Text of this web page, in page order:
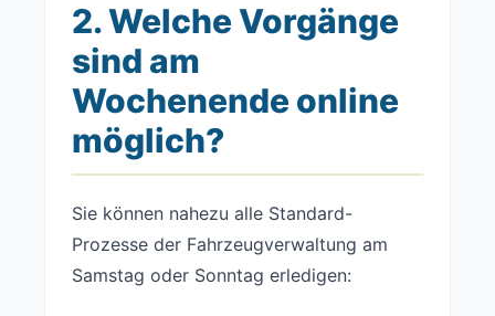
2. Welche Vorgänge
sind am
Wochenende online
möglich?
Sie können nahezu alle Standard-
Prozesse der Fahrzeugverwaltung am
Samstag oder Sonntag erledigen: